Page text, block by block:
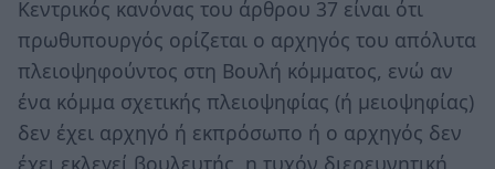
Κεντρικός κανόνας του άρθρου 37 είναι ότι
πρωθυπουργός ορίζεται ο αρχηγός του απόλυτα
πλειοψηφούντος στη Βουλή κόμματος, ενώ αν
ένα κόμμα σχετικής πλειοψηφίας (ή μειοψηφίας)
δεν έχει αρχηγό ή εκπρόσωπο ή ο αρχηγός δεν